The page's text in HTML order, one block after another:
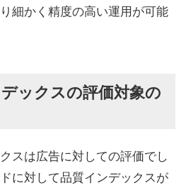
細かく精度の高い運用が可能
ックスの評価対象の
スは広告に対しての評価でし
に対して品質インデックスが